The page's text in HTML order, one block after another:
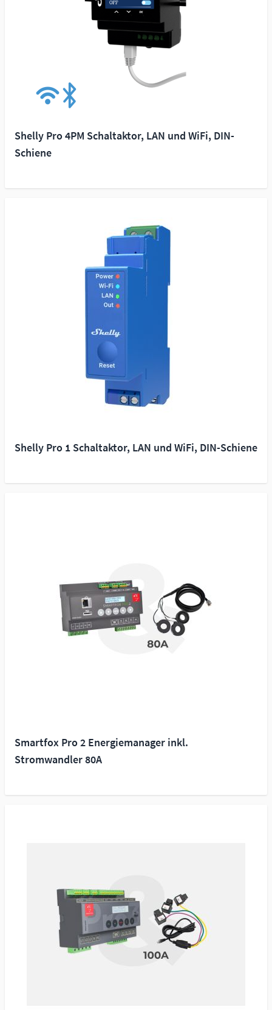
Shelly Pro 4PM Schaltaktor, LAN und WiFi, DIN-
Schiene
Shelly Pro 1 Schaltaktor, LAN und WiFi, DIN-Schiene
Smartfox Pro 2 Energiemanager inkl.
Stromwandler 80A